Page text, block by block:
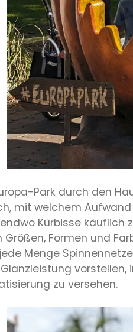
Park durch den
mit welchem
Kürbisse käuflich
Größen, Formen und
Menge
zu versehen.